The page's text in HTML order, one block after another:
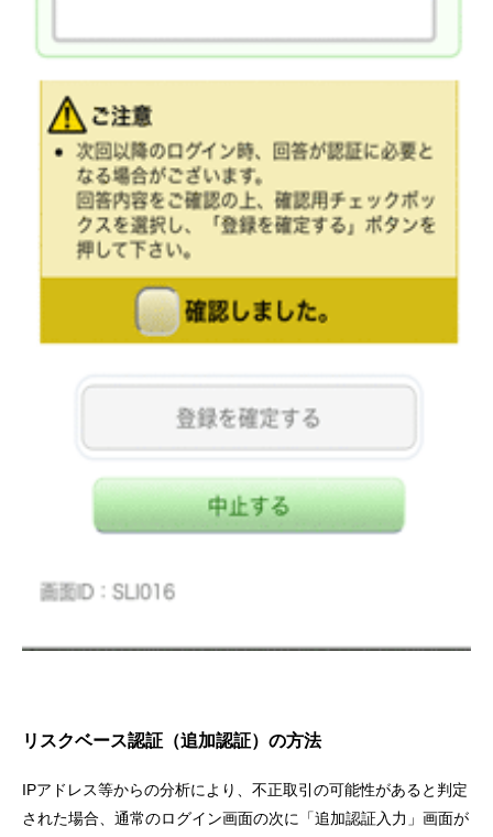
リスクベース認証（追加認証）の方法
IPアドレス等からの分析により、不正取引の可能性があると判定
された場合、通常のログイン画面の次に「追加認証入力」画面が